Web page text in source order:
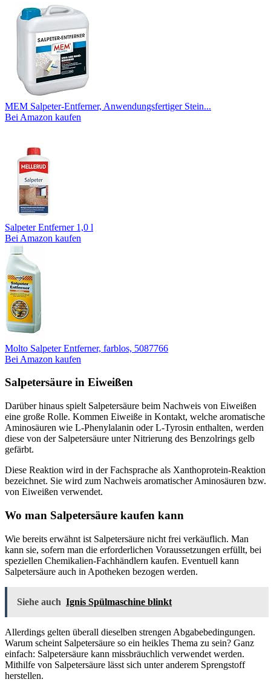
MEM Salpeter-Entferner, Anwendungsfertiger Stein...
Bei Amazon kaufen
Salpeter Entferner 1,0 l
Bei Amazon kaufen
Molto Salpeter Entferner, farblos, 5087766
Bei Amazon kaufen
Salpetersäure in Eiweißen
Darüber hinaus spielt Salpetersäure beim Nachweis von Eiweißen
eine große Rolle. Kommen Eiweiße in Kontakt, welche aromatische
Aminosäuren wie L-Phenylalanin oder L-Tyrosin enthalten, werden
diese von der Salpetersäure unter Nitrierung des Benzolrings gelb
gefärbt.
Diese Reaktion wird in der Fachsprache als Xanthoprotein-Reaktion
bezeichnet. Sie wird zum Nachweis aromatischer Aminosäuren bzw.
von Eiweißen verwendet.
Wo man Salpetersäure kaufen kann
Wie bereits erwähnt ist Salpetersäure nicht frei verkäuflich. Man
kann sie, sofern man die erforderlichen Voraussetzungen erfüllt, bei
speziellen Chemikalien-Fachhändlern kaufen. Eventuell kann
Salpetersäure auch in Apotheken bezogen werden.
Siehe auch Ignis Spülmaschine blinkt
Allerdings gelten überall dieselben strengen Abgabebedingungen.
Warum scheint Salpetersäure so ein heikles Thema zu sein? Ganz
einfach: Salpetersäure kann missbräuchlich verwendet werden.
Mithilfe von Salpetersäure lässt sich unter anderem Sprengstoff
herstellen.